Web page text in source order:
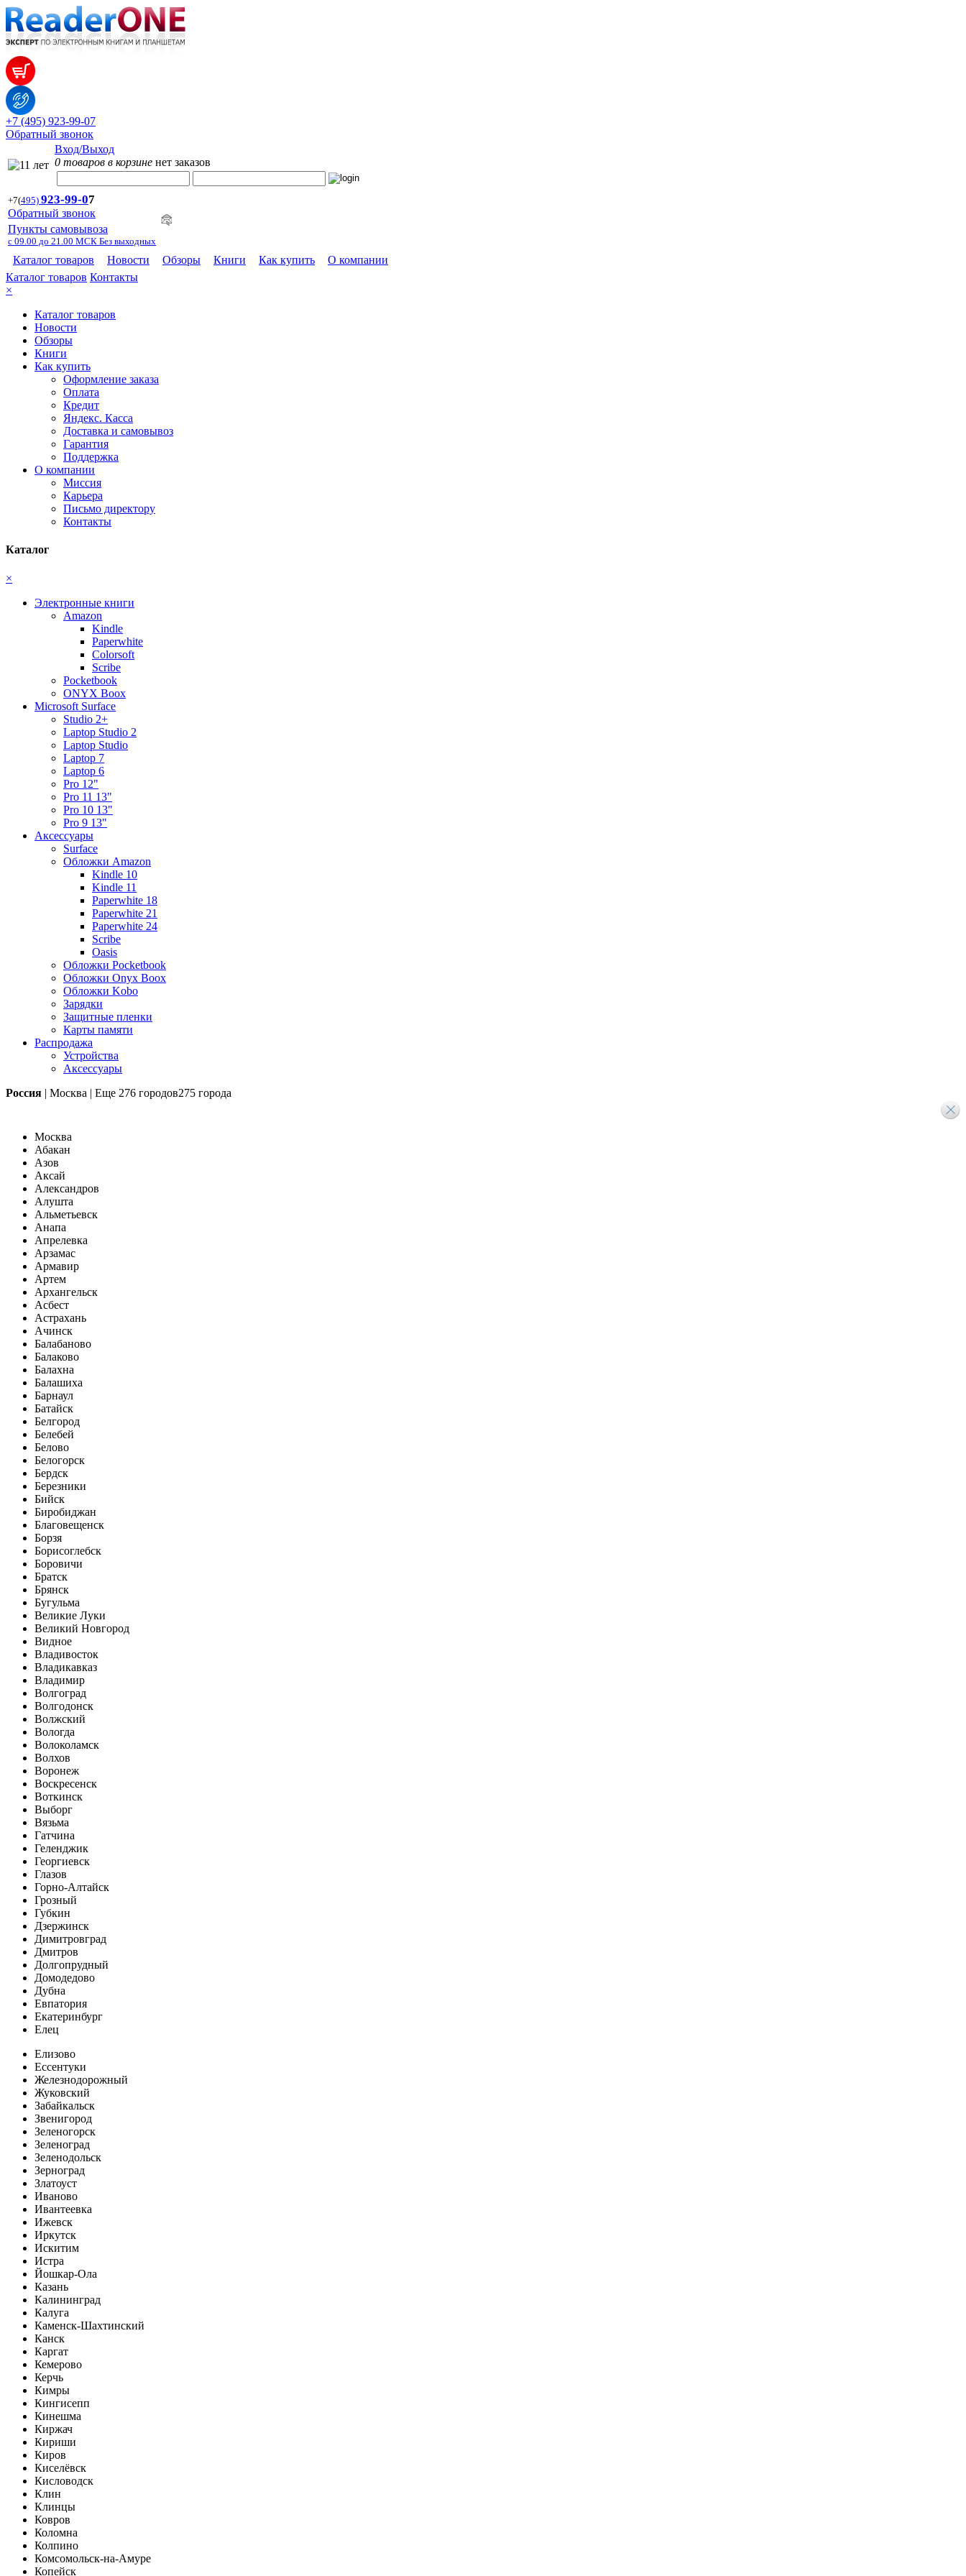
+7 (495) 923-99-07
Обратный звонок
Вход/Выход
0 товаров в корзине нет заказов
+7(495) 923-99-07
Обратный звонок
Пункты самовывоза
с 09.00 до 21.00 МСК Без выходных
Каталог товаров Новости Обзоры Книги Как купить
О компании
Каталог товаров Контакты
×
Каталог товаров
Новости
Обзоры
Книги
Как купить
Оформление заказа
Оплата
Кредит
Яндекс. Касса
Доставка и самовывоз
Гарантия
Поддержка
О компании
Миссия
Карьера
Письмо директору
Контакты
Каталог
×
Электронные книги
Amazon
Kindle
Paperwhite
Colorsoft
Scribe
Pocketbook
ONYX Boox
Microsoft Surface
Studio 2+
Laptop Studio 2
Laptop Studio
Laptop 7
Laptop 6
Pro 12"
Pro 11 13"
Pro 10 13"
Pro 9 13"
Аксессуары
Surface
Обложки Amazon
Kindle 10
Kindle 11
Paperwhite 18
Paperwhite 21
Paperwhite 24
Scribe
Oasis
Обложки Pocketbook
Обложки Onyx Boox
Обложки Kobo
Зарядки
Защитные пленки
Карты памяти
Распродажа
Устройства
Аксессуары
Россия | Москва | Еще 276 городов275 города
Москва
Абакан
Азов
Аксай
Александров
Алушта
Альметьевск
Анапа
Апрелевка
Арзамас
Армавир
Артем
Архангельск
Асбест
Астрахань
Ачинск
Балабаново
Балаково
Балахна
Балашиха
Барнаул
Батайск
Белгород
Белебей
Белово
Белогорск
Бердск
Березники
Бийск
Биробиджан
Благовещенск
Борзя
Борисоглебск
Боровичи
Братск
Брянск
Бугульма
Великие Луки
Великий Новгород
Видное
Владивосток
Владикавказ
Владимир
Волгоград
Волгодонск
Волжский
Вологда
Волоколамск
Волхов
Воронеж
Воскресенск
Воткинск
Выборг
Вязьма
Гатчина
Геленджик
Георгиевск
Глазов
Горно-Алтайск
Грозный
Губкин
Дзержинск
Димитровград
Дмитров
Долгопрудный
Домодедово
Дубна
Евпатория
Екатеринбург
Елец
Елизово
Ессентуки
Железнодорожный
Жуковский
Забайкальск
Звенигород
Зеленогорск
Зеленоград
Зеленодольск
Зерноград
Златоуст
Иваново
Ивантеевка
Ижевск
Иркутск
Искитим
Истра
Йошкар-Ола
Казань
Калининград
Калуга
Каменск-Шахтинский
Канск
Каргат
Кемерово
Керчь
Кимры
Кингисепп
Кинешма
Киржач
Кириши
Киров
Киселёвск
Кисловодск
Клин
Клинцы
Ковров
Коломна
Колпино
Комсомольск-на-Амуре
Копейск